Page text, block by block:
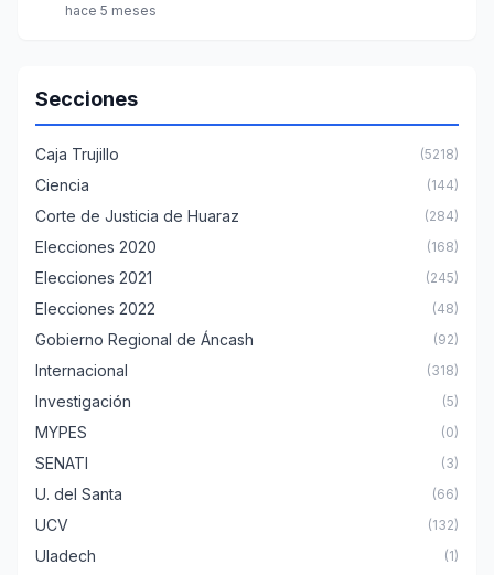
hace 5 meses
Secciones
Caja Trujillo (5218)
Ciencia (144)
Corte de Justicia de Huaraz (284)
Elecciones 2020 (168)
Elecciones 2021 (245)
Elecciones 2022 (48)
Gobierno Regional de Áncash (92)
Internacional (318)
Investigación (5)
MYPES (0)
SENATI (3)
U. del Santa (66)
UCV (132)
Uladech (1)